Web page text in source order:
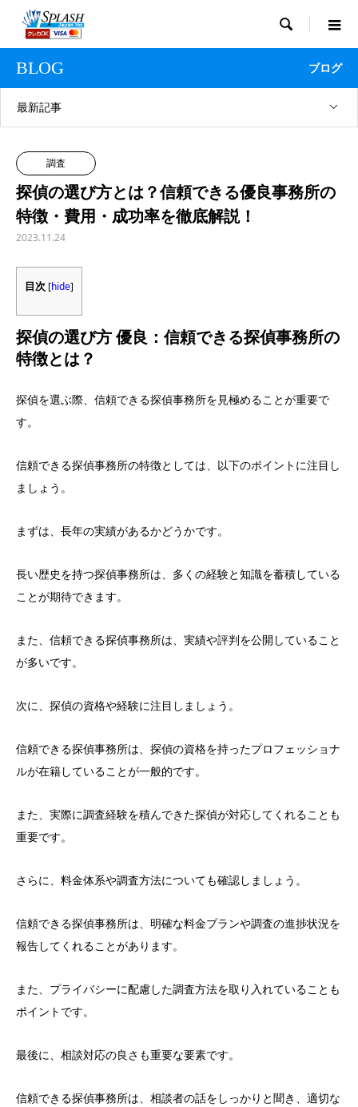

BLOG ブログ
最新記事
調査
探偵の選び方とは？信頼できる優良事務所の
特徴・費用・成功率を徹底解説！
2023.11.24
目次 [hide]
探偵の選び方 優良：信頼できる探偵事務所の
特徴とは？
探偵を選ぶ際、信頼できる探偵事務所を見極めることが重要で
す。
信頼できる探偵事務所の特徴としては、以下のポイントに注目し
ましょう。
まずは、長年の実績があるかどうかです。
長い歴史を持つ探偵事務所は、多くの経験と知識を蓄積している
ことが期待できます。
また、信頼できる探偵事務所は、実績や評判を公開していること
が多いです。
次に、探偵の資格や経験に注目しましょう。
信頼できる探偵事務所は、探偵の資格を持ったプロフェッショナ
ルが在籍していることが一般的です。
また、実際に調査経験を積んできた探偵が対応してくれることも
重要です。
さらに、料金体系や調査方法についても確認しましょう。
信頼できる探偵事務所は、明確な料金プランや調査の進捗状況を
報告してくれることがあります。
また、プライバシーに配慮した調査方法を取り入れていることも
ポイントです。
最後に、相談対応の良さも重要な要素です。
信頼できる探偵事務所は、相談者の話をしっかりと聞き、適切な